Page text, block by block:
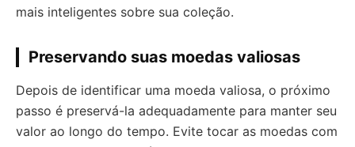
mais inteligentes sobre sua coleção.
Preservando suas moedas valiosas
Depois de identificar uma moeda valiosa, o próximo
passo é preservá-la adequadamente para manter seu
valor ao longo do tempo. Evite tocar as moedas com